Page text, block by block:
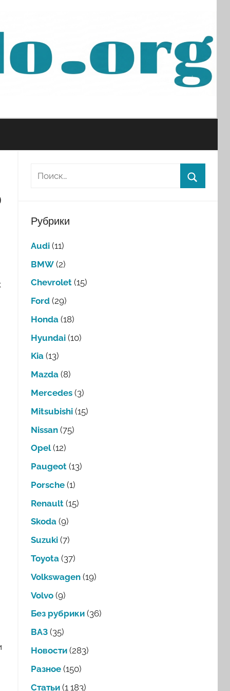
Рубрики
Audi(11)
BMW(2)
Chevrolet(15)
Ford(29)
Honda(18)
Hyundai(10)
Kia(13)
Mazda(8)
Mercedes(3)
Mitsubishi(15)
Nissan(75)
Opel(12)
Paugeot(13)
Porsche(1)
Renault(15)
Skoda(9)
Suzuki(7)
Toyota(37)
Volkswagen(19)
Volvo(9)
Без рубрики(36)
ВАЗ(35)
Новости(283)
Разное(150)
Статьи(1 183)